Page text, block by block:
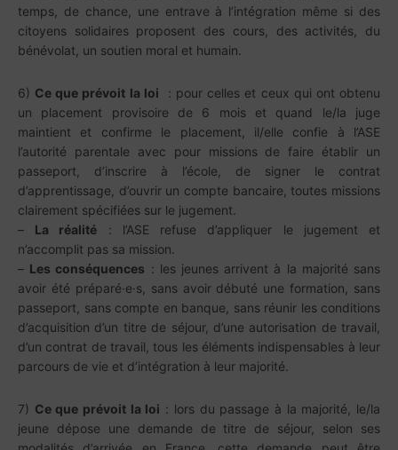
temps, de chance, une entrave à l’intégration même si des
citoyens solidaires proposent des cours, des activités, du
bénévolat, un soutien moral et humain.
6) Ce que prévoit la loi : pour celles et ceux qui ont obtenu
un placement provisoire de 6 mois et quand le/la juge
maintient et confirme le placement, il/elle confie à l’ASE
l’autorité parentale avec pour missions de faire établir un
passeport, d’inscrire à l’école, de signer le contrat
d’apprentissage, d’ouvrir un compte bancaire, toutes missions
clairement spécifiées sur le jugement.
– La réalité : l’ASE refuse d’appliquer le jugement et
n’accomplit pas sa mission.
– Les conséquences : les jeunes arrivent à la majorité sans
avoir été préparé·e·s, sans avoir débuté une formation, sans
passeport, sans compte en banque, sans réunir les conditions
d’acquisition d’un titre de séjour, d’une autorisation de travail,
d’un contrat de travail, tous les éléments indispensables à leur
parcours de vie et d’intégration à leur majorité.
7) Ce que prévoit la loi : lors du passage à la majorité, le/la
jeune dépose une demande de titre de séjour, selon ses